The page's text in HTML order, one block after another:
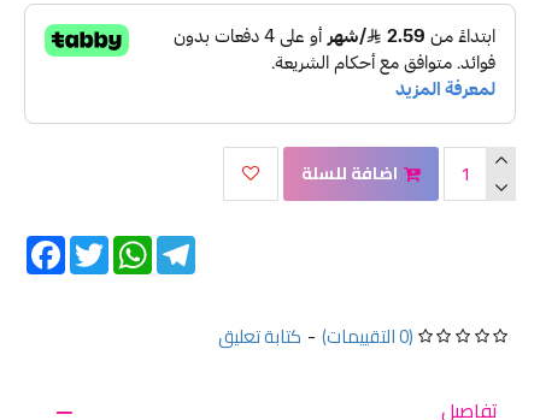
(0 التقييمات) - كتابة تعليق
اضافة للسلة
Twitter
WhatsAppTelegram
تفاصيل